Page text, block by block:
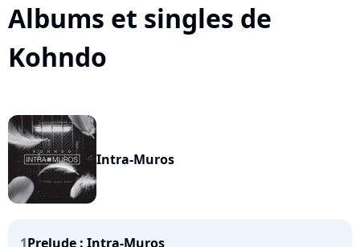
Albums et singles de
Kohndo
Intra-Muros
1Prelude : Intra-Muros